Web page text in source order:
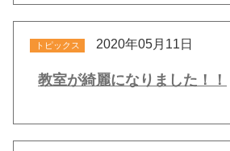
トピックス 2020年05月11日
教室が綺麗になりました！！